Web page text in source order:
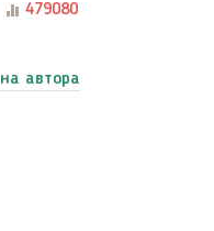
479080
на автора